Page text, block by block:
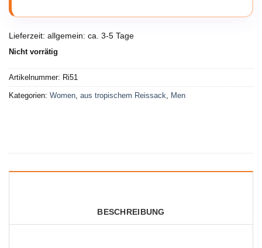
Lieferzeit: allgemein: ca. 3-5 Tage
Nicht vorrätig
Artikelnummer: Ri51
Kategorien: Women, aus tropischem Reissack, Men
BESCHREIBUNG